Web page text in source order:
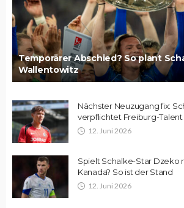
Temporärer Abschied? So plant
Wallentowitz
Nächster Neuzugang fix:
verpflichtet Freiburg-Talent
12. Juni 2026
Spielt Schalke-Star Dzeko
Kanada? So ist der Stand
12. Juni 2026